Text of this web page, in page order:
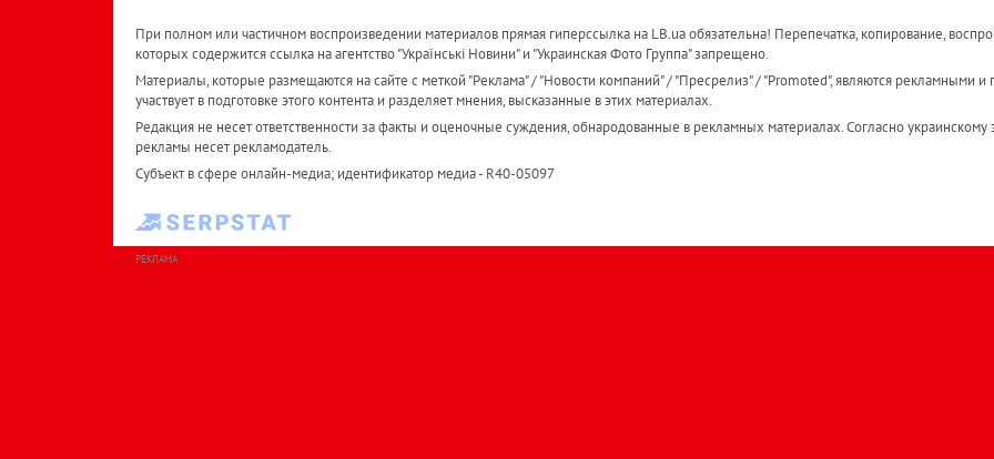
При полном или частичном воспроизведении материалов прямая гиперссылка на LB.ua обязательна! Перепечатка, копирование,
которых содержится ссылка на агентство "Українськi Новини" и "Украинская Фото Группа" запрещено.
Материалы, которые размещаются на сайте с меткой "Реклама" / "Новости компаний" / "Пресрелиз" / "Promoted", являются рекламными и
участвует в подготовке этого контента и разделяет мнения, высказанные в этих материалах.
Редакция не несет ответственности за факты и оценочные суждения, обнародованные в рекламных материалах. Согласно украинскому
рекламы несет рекламодатель.
Субъект в сфере онлайн-медиа; идентификатор медиа - R40-05097
РЕКЛАМА